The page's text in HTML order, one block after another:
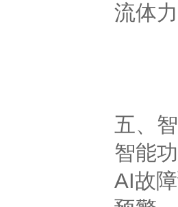
流体
五、
智能
AI故